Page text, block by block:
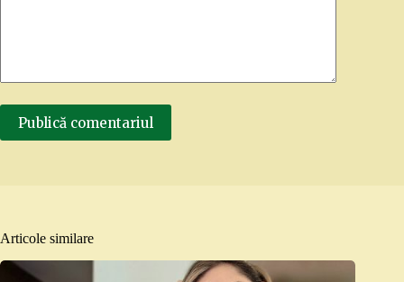
Publică comentariul
Articole similare